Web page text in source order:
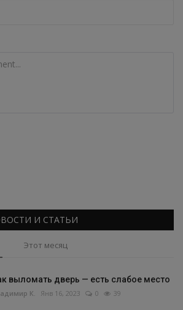
И СТАТЬИ
Этот месяц
выломать дверь — есть слабое место
К. Янв 16, 2023 0 39